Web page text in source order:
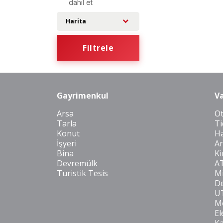
dahil et
Harita
Filtrele
Gayrimenkul
Arsa
Tarla
Konut
İşyeri
Bina
Devremülk
Turistik Tesis